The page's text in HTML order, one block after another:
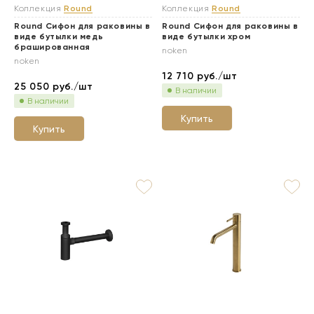
Коллекция Round
Round Сифон для раковины в
виде бутылки медь
брашированная
noken
25 050 руб./шт
В наличии
Купить
Коллекция Round
Round Сифон для раковины в
виде бутылки хром
noken
12 710 руб./шт
В наличии
Купить